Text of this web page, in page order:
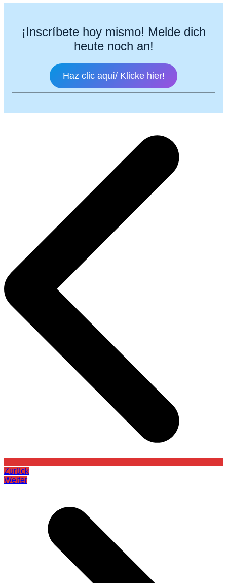
¡Inscríbete hoy mismo! Melde dich
heute noch an!
Haz clic aquí/ Klicke hier!
Zurück
Weiter